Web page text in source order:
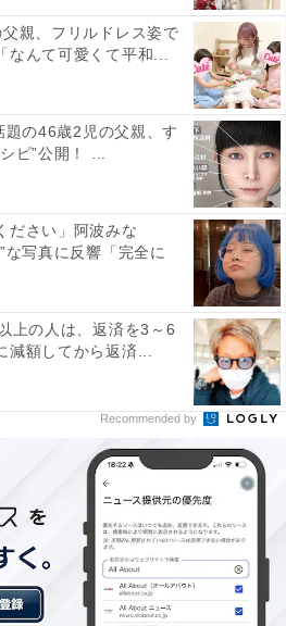
親、フリルドレス姿で
なんて可愛くて平和...
題の46歳2児の父親、す
ピ”公開！ ...
ださい」阿波みな
な写真に反響「完全に
上の人は、返済を3～6
減額してから返済...
Recommended by